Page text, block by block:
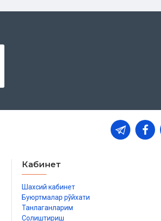
Кабинет
Шахсий кабинет
Буюртмалар рўйхати
Танлаганларим
Солиштириш